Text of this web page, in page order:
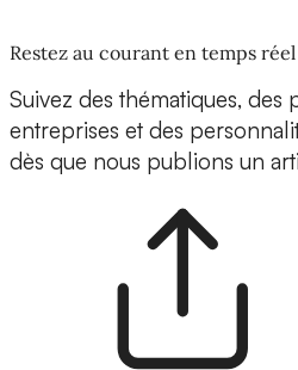
Restez au courant en temps réel
Suivez des thématiques, des
entreprises et des
dès que nous publions un